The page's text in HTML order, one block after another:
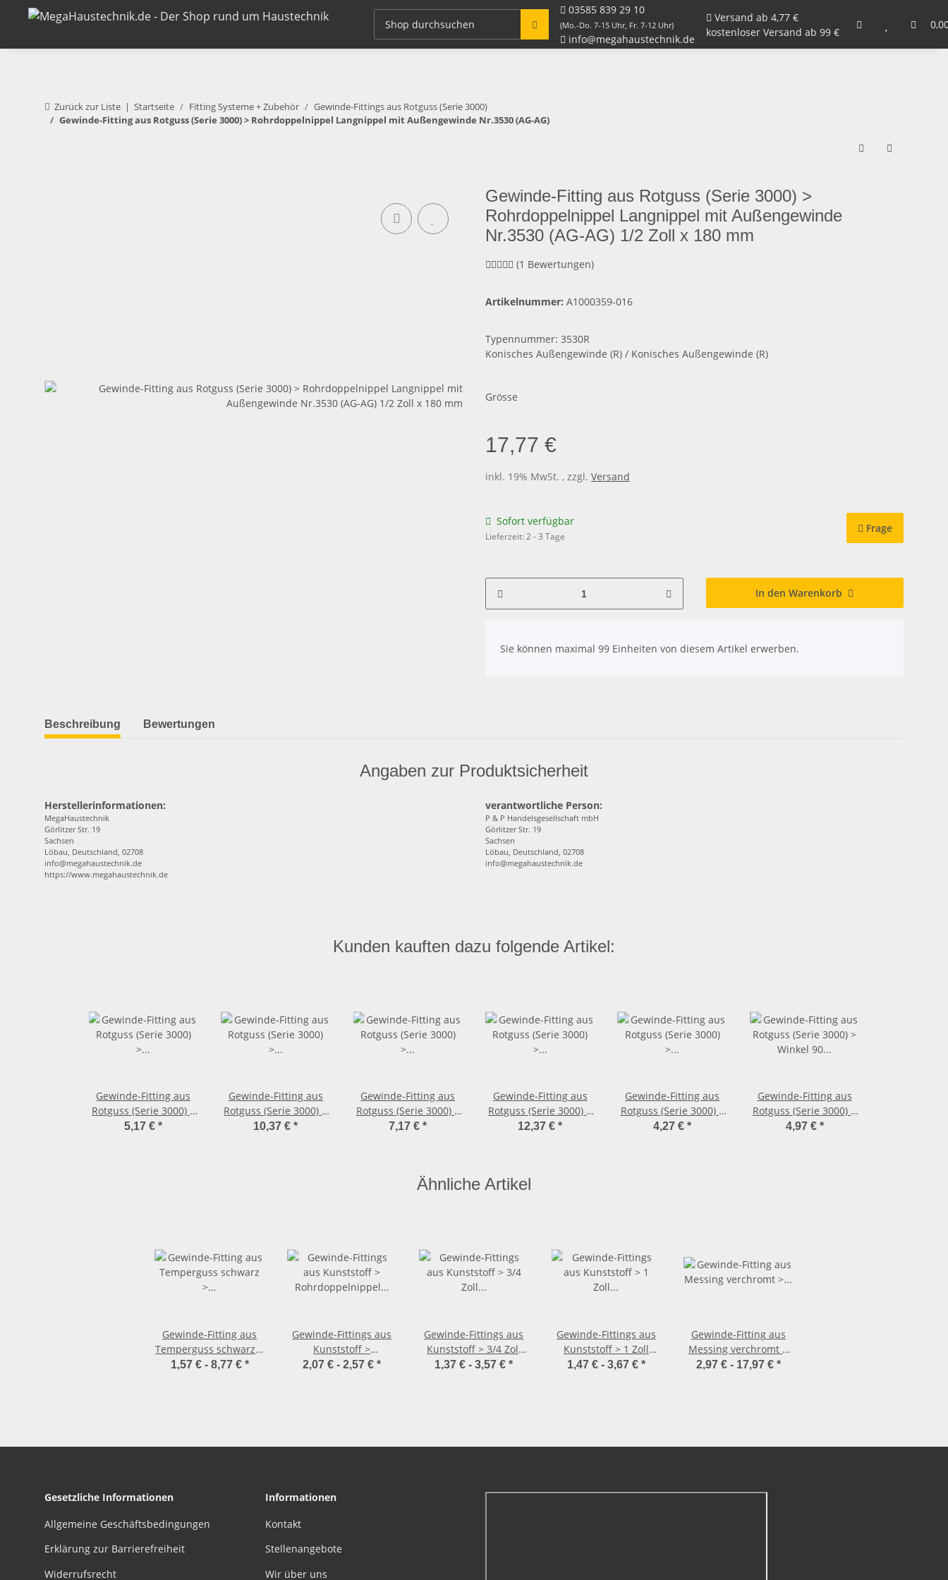
03585 839 29 10
(Mo.-Do. 7-15 Uhr, Fr. 7-12 Uhr)
info@megahaustechnik.de
Versand ab 4,77 €
kostenloser Versand ab 99 €
Fitting Systeme + Zubehör Rohre / Schlauch Armaturen, Kugelhähne, Ventile Garten
Zurück zur Liste Startseite Fitting Systeme + Zubehör
Gewinde-Fittings aus Rotguss (Serie 3000)
Gewinde-Fitting aus Rotguss (Serie 3000) > Rohrdoppelnippel Langnippel mit Außengewinde Nr.3530 (AG-AG)
Gewinde-Fitting aus Rotguss (Serie 3000) >
Rohrdoppelnippel Langnippel mit Außengewinde
Nr.3530 (AG-AG) 1/2 Zoll x 180 mm
(1 Bewertungen)
Artikelnummer: A1000359-016
Typennummer: 3530R
Konisches Außengewinde (R) / Konisches Außengewinde (R)
Grösse
17,77 €
inkl. 19% MwSt. , zzgl. Versand
Sofort verfügbar
Lieferzeit: 2 - 3 Tage
Frage
In den Warenkorb
Sie können maximal 99 Einheiten von diesem Artikel erwerben.
Beschreibung Bewertungen
Angaben zur Produktsicherheit
Herstellerinformationen:
MegaHaustechnik
Görlitzer Str. 19
Sachsen
Löbau, Deutschland, 02708
info@megahaustechnik.de
https://www.megahaustechnik.de
verantwortliche Person:
P & P Handelsgesellschaft mbH
Görlitzer Str. 19
Sachsen
Löbau, Deutschland, 02708
info@megahaustechnik.de
Kunden kauften dazu folgende Artikel:
Gewinde-Fitting aus
Rotguss (Serie 3000) >
Rohrdoppelnippel
5,17 €*
Gewinde-Fitting aus
Rotguss (Serie 3000) >
Rohrdoppelnippel
10,37 €*
Gewinde-Fitting aus
Rotguss (Serie 3000) >
Rohrdoppelnippel
Zoll x 80 mm
7,17 €*
Gewinde-Fitting aus
Rotguss (Serie 3000) >
Rohrdoppelnippel
Zoll x 150 mm
12,37 €*
Gewinde-Fitting aus
Rotguss (Serie 3000) >
Rohrdoppelnippel
4,27 €*
Gewinde-Fitting aus
Rotguss (Serie 3000) >
Winkel 90 Grad mit
4,97 € *
Ähnliche Artikel
Gewinde-Fitting aus
Temperguss schwarz >
Rohrdoppelnippel
1,57 € - 8,77 € *
Gewinde-Fittings aus
Kunststoff >
Rohrdoppelnippel
2,07 € -2,57 €*
Gewinde-Fittings aus
Kunststoff > 3/4 Zoll
Gewinde-Fittings aus
1,37 € -3,57 €*
Gewinde-Fittings aus
Kunststoff > 1 Zoll
Gewinde-Fittings aus
1,47 € - 3,67 € *
Gewinde-Fitting aus
Messing verchromt >
Rohrdoppelnippel
2,97 € - 17,97 € *
Gesetzliche Informationen
Allgemeine Geschäftsbedingungen
Erklärung zur Barrierefreiheit
Widerrufsrecht
Informationen
Kontakt
Stellenangebote
Wir über uns